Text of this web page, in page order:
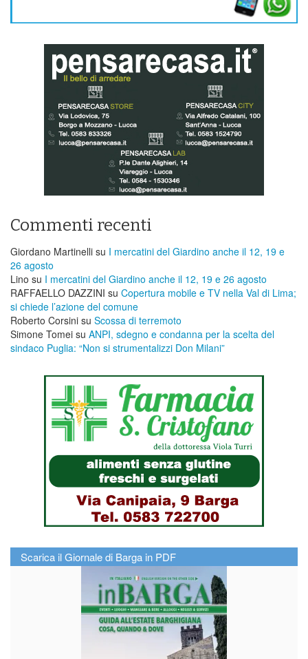
Commenti recenti
Giordano Martinelli su I mercatini del Giardino anche il 12, 19 e
26 agosto
Lino su I mercatini del Giardino anche il 12, 19 e 26 agosto
RAFFAELLO DAZZINI su ​Copertura mobile e TV nella Val di Lima;
si chiede l’azione del comune
Roberto Corsini su Scossa di terremoto
Simone Tomei su ANPI, sdegno e condanna per la scelta del
sindaco Puglia: “Non si strumentalizzi Don Milani”
Scarica il Giornale di Barga in PDF